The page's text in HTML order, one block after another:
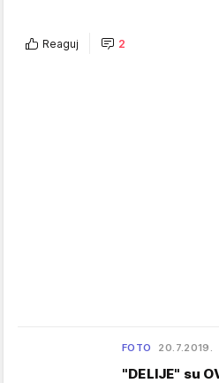
Reaguj 2
FOTO 20.7.2019.
"DELIJE" su